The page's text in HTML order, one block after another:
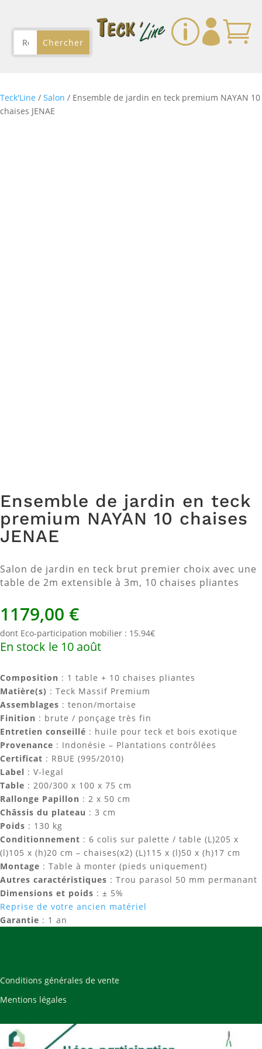
p 
Teck'Line / Salon / Ensemble de jardin en teck premium NAYAN 10
chaises JENAE
Ensemble de jardin en teck
premium NAYAN 10 chaises
JENAE
Salon de jardin en teck brut premier choix avec une
table de 2m extensible à 3m, 10 chaises pliantes
1179,00 €
dont Eco-participation mobilier : 15.94€
En stock le 10 août
Composition : 1 table + 10 chaises pliantes
Matière(s) : Teck Massif Premium
Assemblages : tenon/mortaise
Finition : brute / ponçage très fin
Entretien conseillé : huile pour teck et bois exotique
Provenance : Indonésie – Plantations contrôlées
Certificat : RBUE (995/2010)
Label : V-legal
Table : 200/300 x 100 x 75 cm
Rallonge Papillon : 2 x 50 cm
Châssis du plateau : 3 cm
Poids : 130 kg
Conditionnement : 6 colis sur palette / table (L)205 x
(l)105 x (h)20 cm – chaises(x2) (L)115 x (l)50 x (h)17 cm
Montage : Table à monter (pieds uniquement)
Autres caractéristiques : Trou parasol 50 mm permanant
Dimensions et poids : ± 5%
Reprise de votre ancien matériel
Garantie : 1 an
Conditions générales de vente
Mentions légales